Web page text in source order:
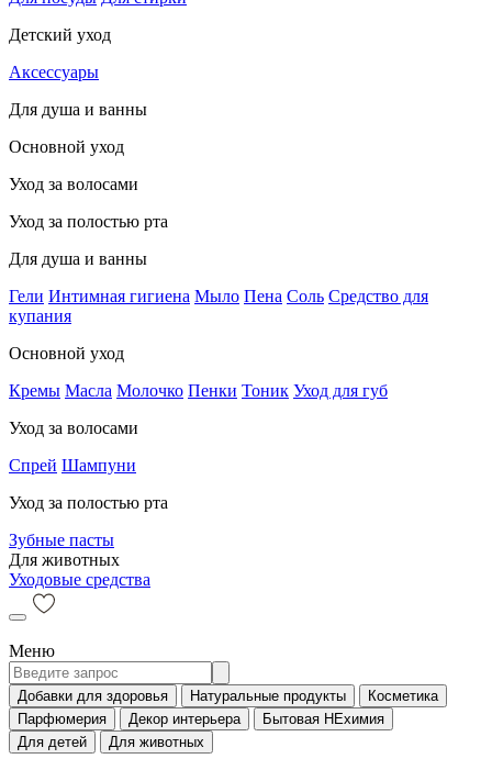
Детский уход
Аксессуары
Для душа и ванны
Основной уход
Уход за волосами
Уход за полостью рта
Для душа и ванны
Гели Интимная гигиена Мыло Пена Соль Средство для
купания
Основной уход
Кремы Масла Молочко Пенки Тоник Уход для губ
Уход за волосами
Спрей Шампуни
Уход за полостью рта
Зубные пасты
Для животных
Уходовые средства
Меню
Добавки для здоровья Натуральные продукты
Косметика
Парфюмерия
Декор интерьера
Бытовая НЕхимия
Для детей
Для животных